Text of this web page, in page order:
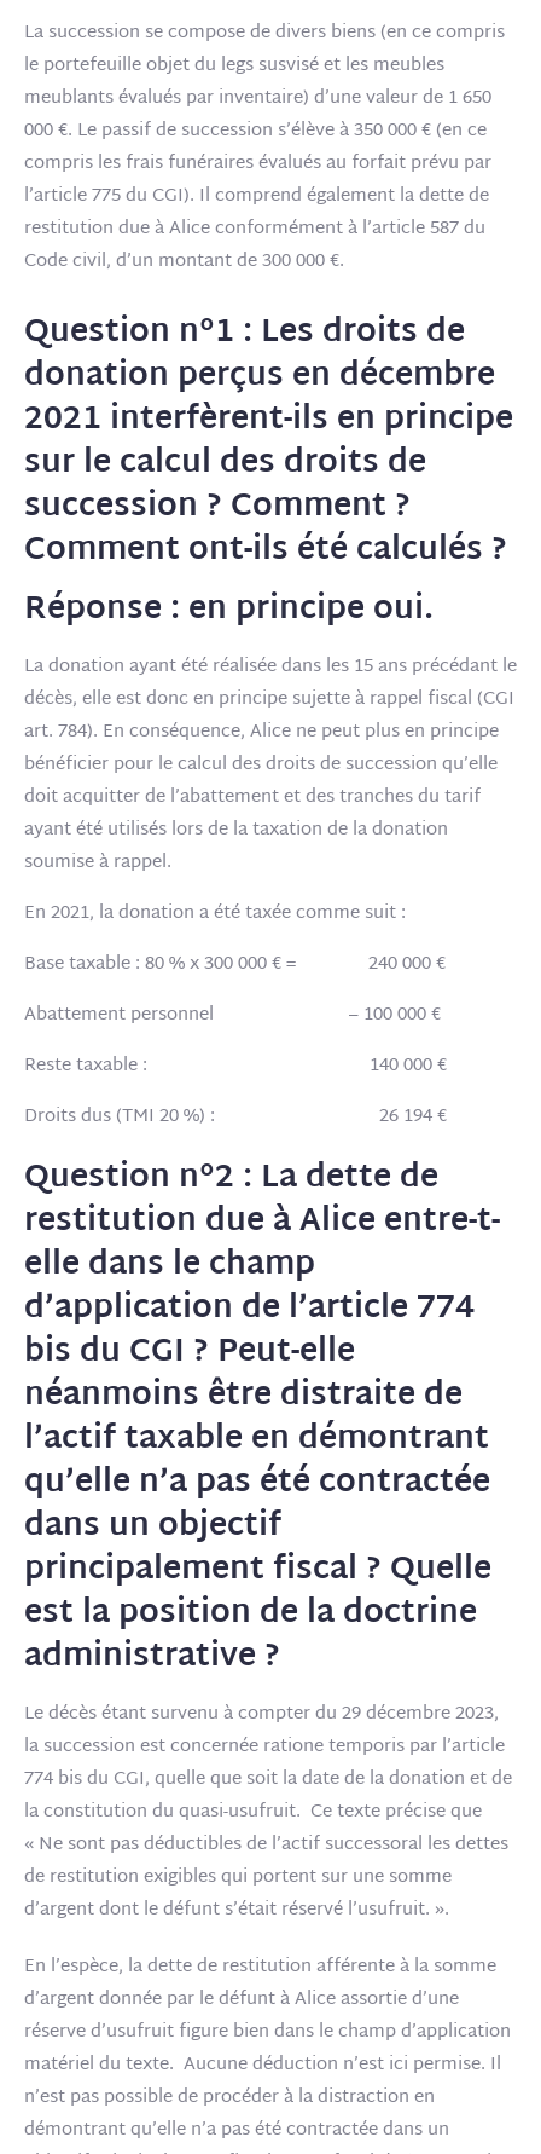
La succession se compose de divers biens (en ce compris
le portefeuille objet du legs susvisé et les meubles
meublants évalués par inventaire) d’une valeur de 1 650
000 €. Le passif de succession s’élève à 350 000 € (en ce
compris les frais funéraires évalués au forfait prévu par
l’article 775 du CGI). Il comprend également la dette de
restitution due à Alice conformément à l’article 587 du
Code civil, d’un montant de 300 000 €.
Question n°1 : Les droits de
donation perçus en décembre
2021 interfèrent-ils en principe
sur le calcul des droits de
succession ? Comment ?
Comment ont-ils été calculés ?
Réponse : en principe oui.
La donation ayant été réalisée dans les 15 ans précédant le
décès, elle est donc en principe sujette à rappel fiscal (CGI
art. 784). En conséquence, Alice ne peut plus en principe
bénéficier pour le calcul des droits de succession qu’elle
doit acquitter de l’abattement et des tranches du tarif
ayant été utilisés lors de la taxation de la donation
soumise à rappel.
En 2021, la donation a été taxée comme suit :
Base taxable : 80 % x 300 000 € = 240 000 €
Abattement personnel – 100 000 €
Reste taxable : 140 000 €
Droits dus (TMI 20 %) : 26 194 €
Question n°2 : La dette de
restitution due à Alice entre-t-
elle dans le champ
d’application de l’article 774
bis du CGI ? Peut-elle
néanmoins être distraite de
l’actif taxable en démontrant
qu’elle n’a pas été contractée
dans un objectif
principalement fiscal ? Quelle
est la position de la doctrine
administrative ?
Le décès étant survenu à compter du 29 décembre 2023,
la succession est concernée ratione temporis par l’article
774 bis du CGI, quelle que soit la date de la donation et de
la constitution du quasi-usufruit. Ce texte précise que
« Ne sont pas déductibles de l’actif successoral les dettes
de restitution exigibles qui portent sur une somme
d’argent dont le défunt s’était réservé l’usufruit. ».
En l’espèce, la dette de restitution afférente à la somme
d’argent donnée par le défunt à Alice assortie d’une
réserve d’usufruit figure bien dans le champ d’application
matériel du texte. Aucune déduction n’est ici permise. Il
n’est pas possible de procéder à la distraction en
démontrant qu’elle n’a pas été contractée dans un